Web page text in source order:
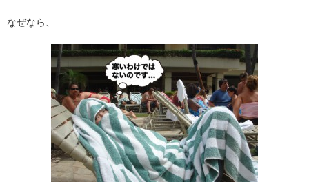
なぜなら、